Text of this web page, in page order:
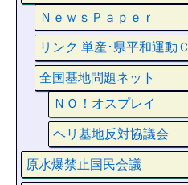
ＮｅｗｓＰａｐｅｒ
リンク 単産･県平和運動Ｃ
全国基地問題ネット
ＮＯ！オスプレイ
ヘリ基地反対協議会
原水爆禁止国民会議